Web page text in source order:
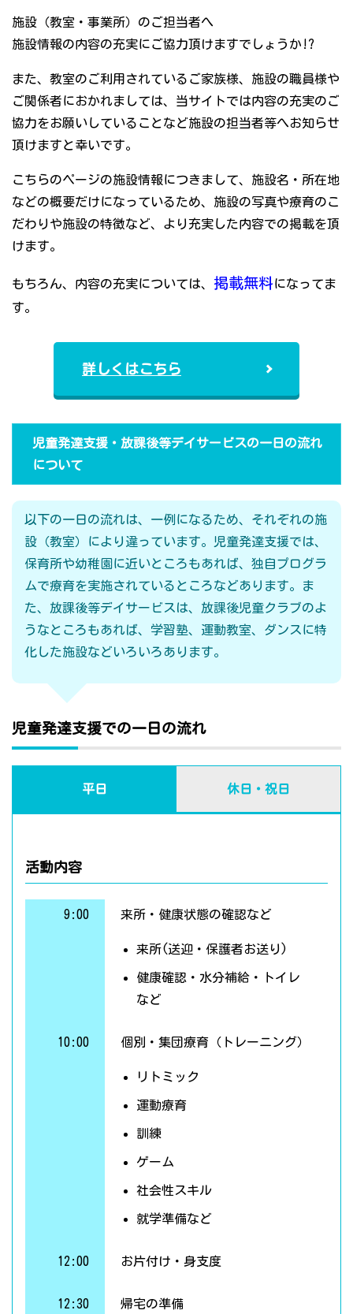
施設（教室・事業所）のご担当者へ
施設情報の内容の充実にご協力頂けますでしょうか!?
また、教室のご利用されているご家族様、施設の職員様や
ご関係者におかれましては、当サイトでは内容の充実のご
協力をお願いしていることなど施設の担当者等へお知らせ
頂けますと幸いです。
こちらのページの施設情報につきまして、施設名・所在地
などの概要だけになっているため、施設の写真や療育のこ
だわりや施設の特徴など、より充実した内容での掲載を頂
けます。
もちろん、内容の充実については、 掲載無料になってま
す。
詳しくはこちら
児童発達支援・放課後等デイサービスの一日の流れ
について
以下の一日の流れは、一例になるため、それぞれの施
設（教室）により違っています。児童発達支援では、
保育所や幼稚園に近いところもあれば、独自プログラ
ムで療育を実施されているところなどあります。ま
た、放課後等デイサービスは、放課後児童クラブのよ
うなところもあれば、学習塾、運動教室、ダンスに特
化した施設などいろいろあります。
児童発達支援での一日の流れ
平日 休日・祝日
活動内容
9:00 来所・健康状態の確認など
来所(送迎・保護者お送り)
健康確認・水分補給・トイレ
など
10:00 個別・集団療育（トレーニング）
リトミック
運動療育
訓練
ゲーム
社会性スキル
就学準備など
12:00 お片付け・身支度
12:30 帰宅の準備